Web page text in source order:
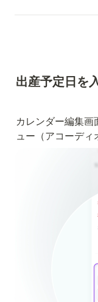
出産予定日を
カレンダー編集画
ュー（アコーディ